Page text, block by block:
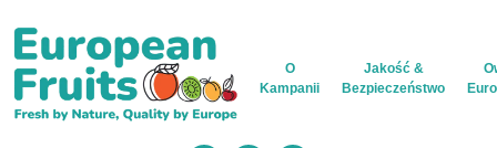
O
Kampanii
Jakość &
Bezpieczeństwo